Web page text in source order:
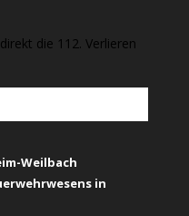
die 112. Verlieren
Weilbach
in